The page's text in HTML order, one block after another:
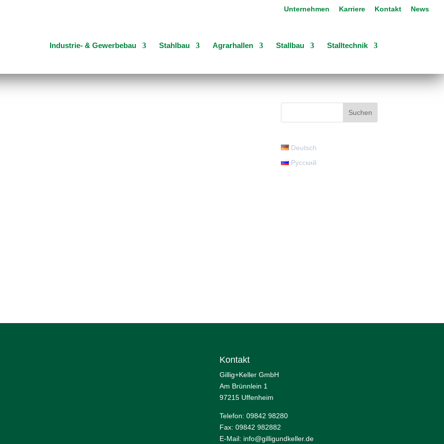
Unternehmen Karriere Kontakt News
Industrie- & Gewerbebau Stahlbau Agrarhallen Stallbau Stalltechnik
Deutsch
Русский
Kontakt
Gillig+Keller GmbH
Am Brünnlein 1
97215 Uffenheim
Telefon: 09842 98280
Fax: 09842 982882
E-Mail: info@gilligundkeller.de